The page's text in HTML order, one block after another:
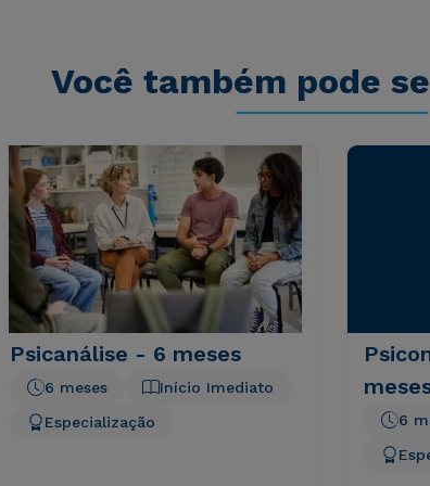
Você também pode
Psicanálise - 6 meses
Início Imediato
6 meses
Especialização
6